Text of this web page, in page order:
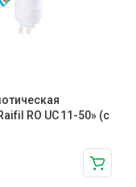
RO UC 11-50» (с